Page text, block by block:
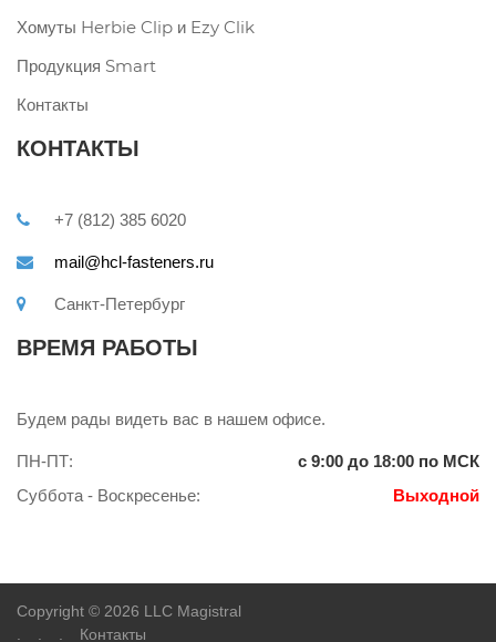
Хомуты Herbie Clip и Ezy Clik
Продукция Smart
Контакты
КОНТАКТЫ
+7 (812) 385 6020
mail@hcl-fasteners.ru
Санкт-Петербург
ВРЕМЯ РАБОТЫ
Будем рады видеть вас в нашем офисе.
ПН-ПТ:
с 9:00 до 18:00 по МСК
Суббота - Воскресенье:
Выходной
Copyright © 2026 LLC Magistral
Контакты